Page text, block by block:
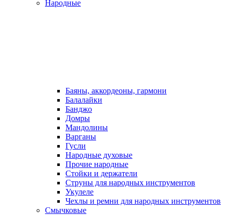
Народные
Баяны, аккордеоны, гармони
Балалайки
Банджо
Домры
Мандолины
Варганы
Гусли
Народные духовые
Прочие народные
Стойки и держатели
Струны для народных инструментов
Укулеле
Чехлы и ремни для народных инструментов
Смычковые